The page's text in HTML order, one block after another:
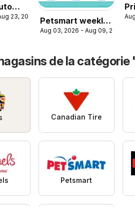
23, 2026
Petsmart weekly
flyer / circulaire
Aug 03, 2026 - Aug 09, 2026
de la catégorie
Canadian Tire
Petsmart